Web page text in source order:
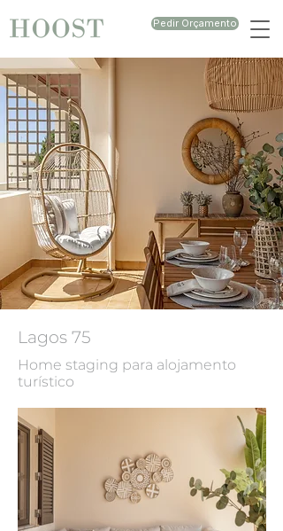
Pedir Orçamento
Lagos 75
Home staging para alojamento
turístico